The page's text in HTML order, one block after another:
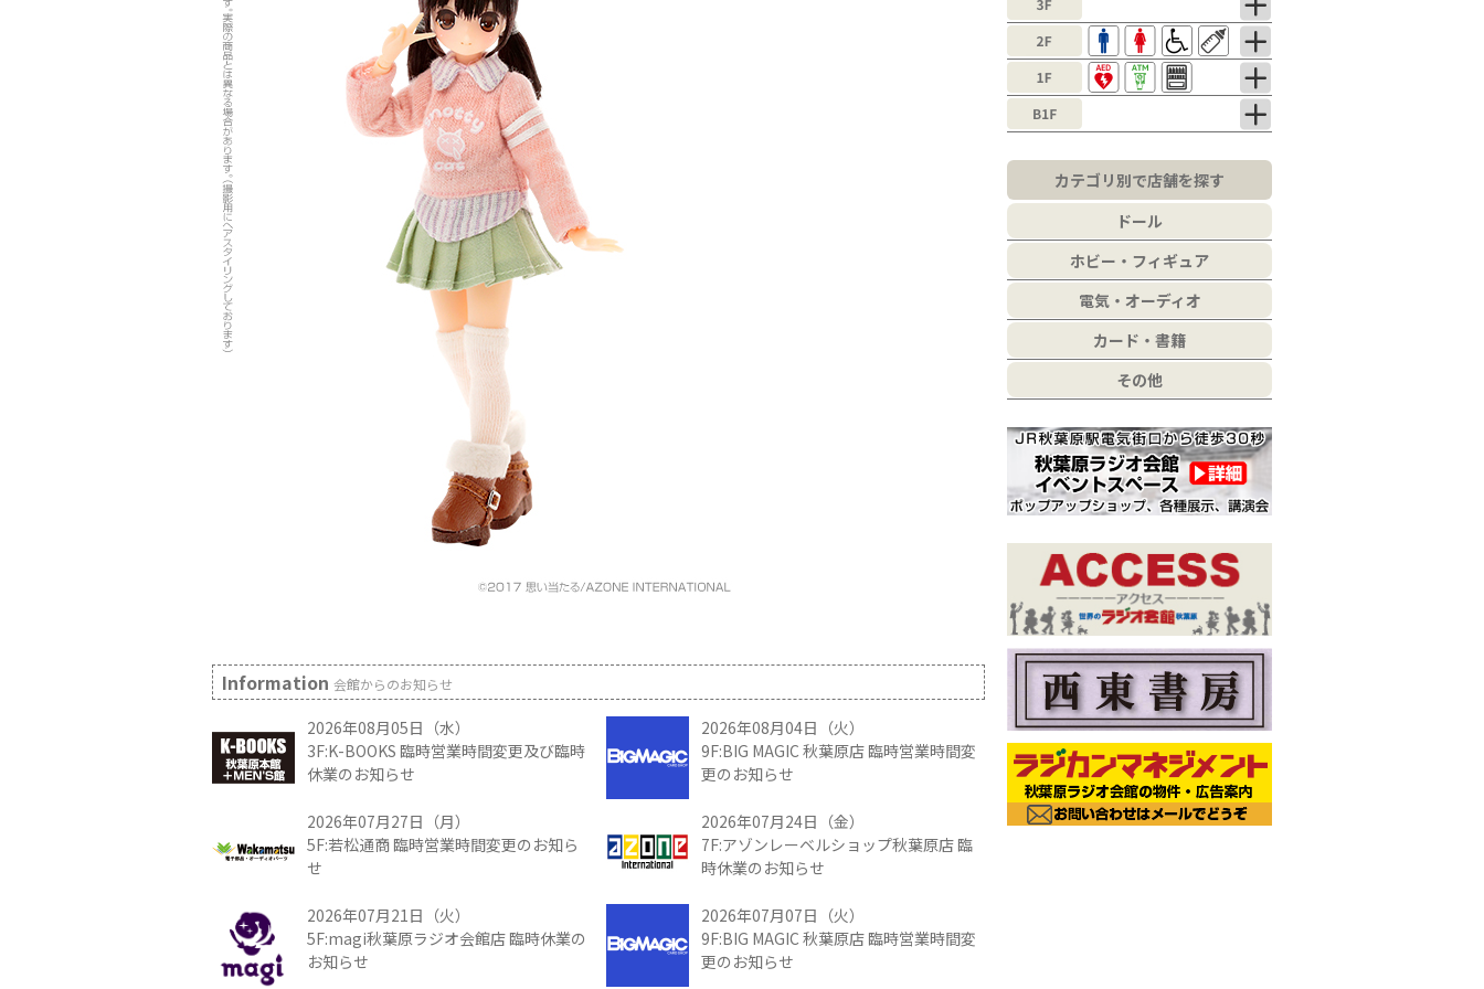
Information 会館からのお知らせ
2026年08月05日（水）
3F:K-BOOKS 臨時営業時間変更及び臨時
休業のお知らせ
2026年08月04日（火）
9F:BIG MAGIC 秋葉原店 臨時営業時間変
更のお知らせ
2026年07月27日（月）
5F:若松通商 臨時営業時間変更のお知ら
せ
2026年07月24日（金）
7F:アゾンレーベルショップ秋葉原店 臨
時休業のお知らせ
2026年07月21日（火）
5F:magi秋葉原ラジオ会館店 臨時休業の
お知らせ
2026年07月07日（火）
9F:BIG MAGIC 秋葉原店 臨時営業時間変
更のお知らせ
カテゴリ別で店舗を探す
ドール
ホビー・フィギュア
電気・オーディオ
カード・書籍
その他